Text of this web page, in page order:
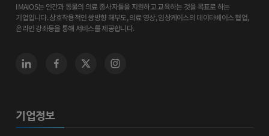
IMAIOS는 인간과 동물의 의료 종사자들을 지원하고 교육하는 것을 목표로 하는
기업입니다. 상호작용적인 쌍방향 해부도, 의료 영상, 임상케이스의 데이타베이스 협업,
온라인 강좌등을 통해 서비스를 제공합니다.
기업정보